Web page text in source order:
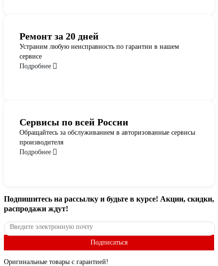
Ремонт за 20 дней
Устраним любую неисправность по гарантии в нашем
сервисе
Подробнее
Сервисы по всей России
Обращайтесь за обслуживанием в авторизованные сервисы
производителя
Подробнее
Подпишитесь на рассылку и будьте в курсе! Акции, скидки,
распродажи ждут!
Подписаться
Оригинальные товары с гарантией!